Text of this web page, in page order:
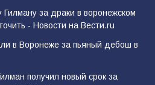
Гилману за драки в воронежском
- Новости на Вести.ru
в Воронеже за пьяный дебош в
получил новый срок за